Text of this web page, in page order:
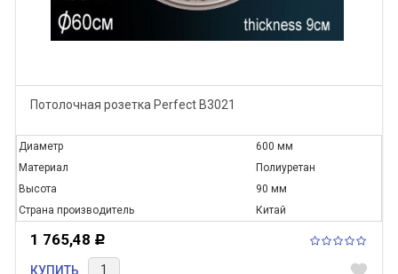
Потолочная розетка Perfect B3021
Диаметр
600 мм
Материал
Полиуретан
Высота
90 мм
Страна производитель
Китай
1 765,48 Р
КУПИТЬ favorite